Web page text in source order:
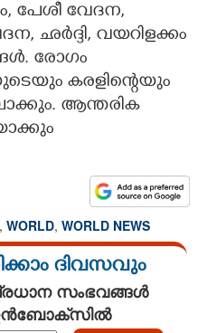
പേശീ വേദന,​
ഛർദ്ദി,​ വയറിളക്കം
രോഗം
കരളിന്റെയും
ആന്തരിക
, WORLD, WORLD NEWS
ദിവസവും
സംഭവങ്ങൾ